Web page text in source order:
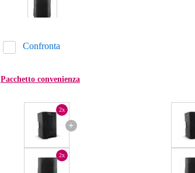
Confronta
Pacchetto convenienza
+
2x
2x